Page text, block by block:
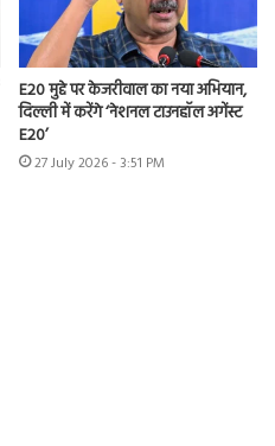
E20 मुद्दे पर केजरीवाल का नया अभियान,
दिल्ली में करेंगे ‘नेशनल टाउनहॉल अगेंस्ट
E20’
27 July 2026 - 3:51 PM